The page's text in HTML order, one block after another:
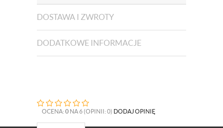
DOSTAWA I ZWROTY
DODATKOWE INFORMACJE
OCENA: 0 NA 6 (OPINII: 0) DODAJ OPINIĘ